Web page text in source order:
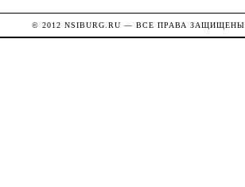
© 2012 NSIBURG.RU — ВСЕ ПРАВА ЗАЩИЩЕНЫ.